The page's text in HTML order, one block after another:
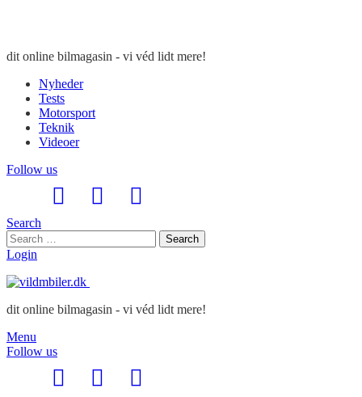
dit online bilmagasin - vi véd lidt mere!
Nyheder
Tests
Motorsport
Teknik
Videoer
Follow us
Search
Search
for:
Search
Login
dit online bilmagasin - vi véd lidt mere!
Menu
Follow us